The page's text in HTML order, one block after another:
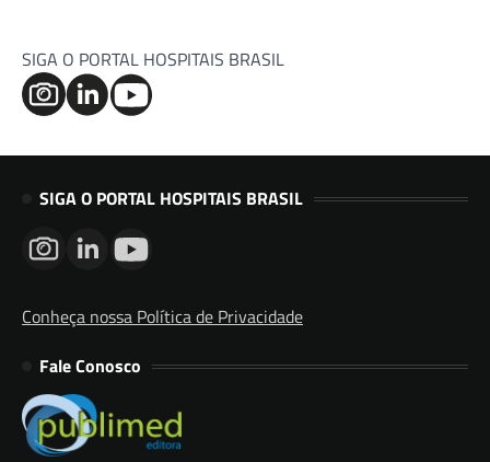
SIGA O PORTAL HOSPITAIS BRASIL
SIGA O PORTAL HOSPITAIS BRASIL
Conheça nossa Política de Privacidade
Fale Conosco